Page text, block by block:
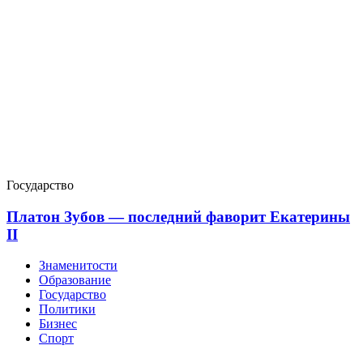
Государство
Платон Зубов — последний фаворит Екатерины
II
Знаменитости
Образование
Государство
Политики
Бизнес
Спорт